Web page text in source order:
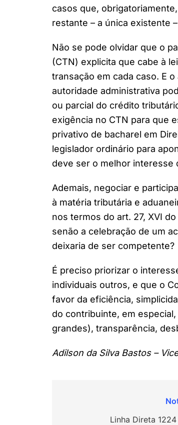
casos que,
restante – a única existente
Não se pode olvidar que o
(CTN) explicita que cabe à
transação em cada caso. E
autoridade administrativa
ou parcial do crédito
exigência no CTN para que
privativo de bacharel em
legislador ordinário para
deve ser o melhor interesse
Ademais, negociar e
à matéria tributária e
nos termos do art. 27, XVI
senão a celebração de um
deixaria de ser competente?
É preciso priorizar o
individuais outros, e que o
favor da eficiência,
do contribuinte, em
grandes), transparência,
Adilson da Silva Bastos –
Linha Direta